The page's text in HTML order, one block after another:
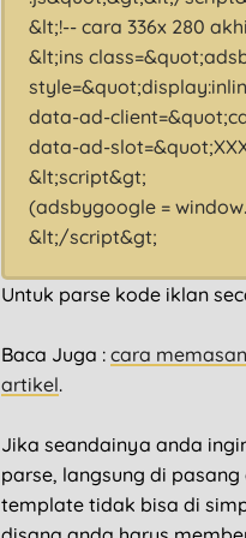
&lt;!-- cara 336x 280
&lt;ins
data-ad-
data-ad-
&lt;script&gt;
(adsbygoogle =
&lt;/script&gt;
Untuk parse kode iklan
Baca Juga : cara
artikel.
Jika seandainya anda
parse, langsung di
template tidak bisa di